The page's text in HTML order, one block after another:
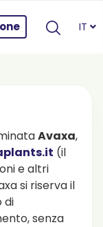
IT
Avaxa,
it (il
e altri
si riserva il
di
senza